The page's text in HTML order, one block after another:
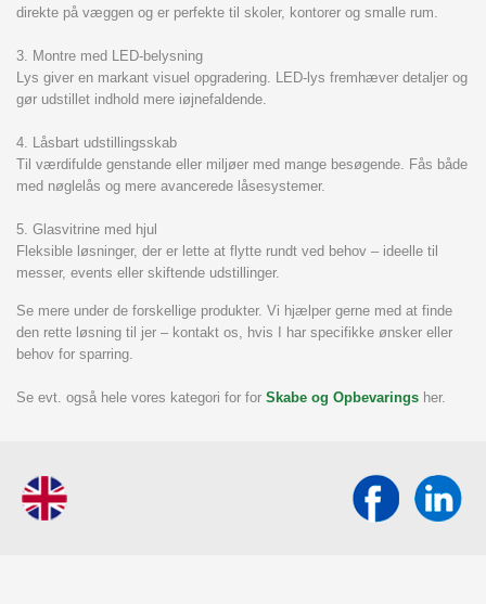
direkte på væggen og er perfekte til skoler, kontorer og smalle rum.
3. Montre med LED-belysning
Lys giver en markant visuel opgradering. LED-lys fremhæver detaljer og
gør udstillet indhold mere iøjnefaldende.
4. Låsbart udstillingsskab
Til værdifulde genstande eller miljøer med mange besøgende. Fås både
med nøglelås og mere avancerede låsesystemer.
5. Glasvitrine med hjul
Fleksible løsninger, der er lette at flytte rundt ved behov – ideelle til
messer, events eller skiftende udstillinger.
Se mere under de forskellige produkter. Vi hjælper gerne med at finde
den rette løsning til jer – kontakt os, hvis I har specifikke ønsker eller
behov for sparring.
Se evt. også hele vores kategori for for Skabe og Opbevarings her.